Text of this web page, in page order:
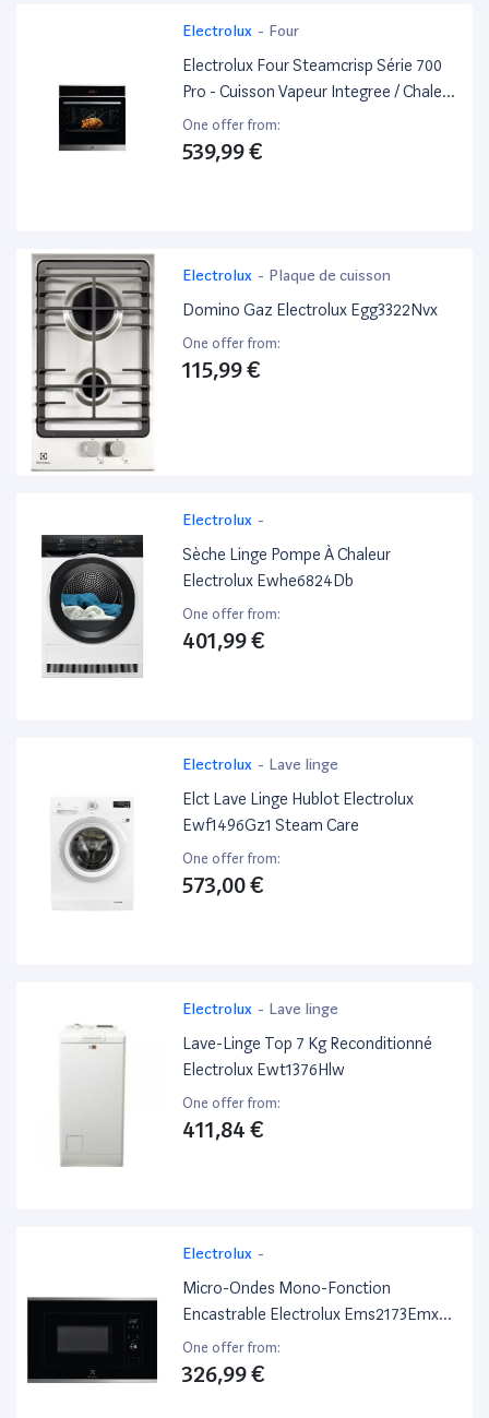
Electrolux - Four
Electrolux Four Steamcrisp Série 700
Pro - Cuisson Vapeur Integree / Chaleur
Tournante Pulsee - 1 Mode Vapeur 25%
- Pyrolyse - Classe Defficacite
One offer from:
539,99 €
Electrolux - Plaque de cuisson
Domino Gaz Electrolux Egg3322Nvx
One offer from:
115,99 €
Electrolux -
Sèche Linge Pompe À Chaleur
Electrolux Ewhe6824Db
One offer from:
401,99 €
Electrolux - Lave linge
Elct Lave Linge Hublot Electrolux
Ewf1496Gz1 Steam Care
One offer from:
573,00 €
Electrolux - Lave linge
Lave-Linge Top 7 Kg Reconditionné
Electrolux Ewt1376Hlw
One offer from:
411,84 €
Electrolux -
Micro-Ondes Mono-Fonction
Encastrable Electrolux Ems2173Emx
700 W Noir
One offer from:
326,99 €